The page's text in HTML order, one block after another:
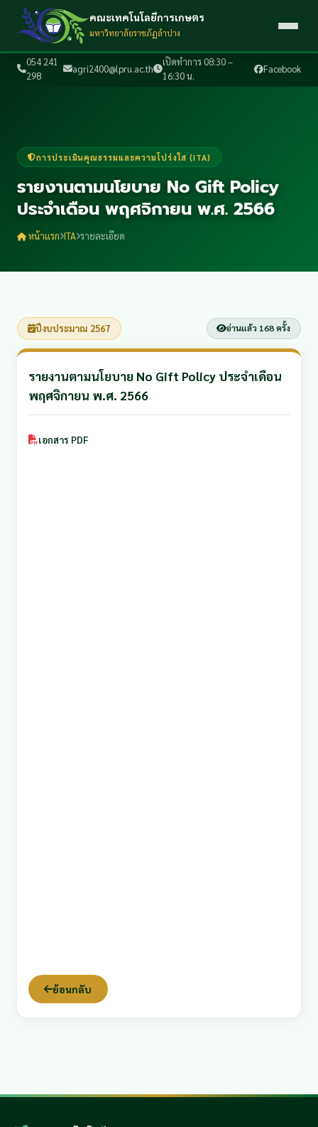
054 241
298
agri2400@lpru.ac.th
เปิดทำการ 08:30 –
16:30 น.
Facebook
คณะเทคโนโลยีการเกษตร
มหาวิทยาลัยราชภัฏลำปาง
การประเมินคุณธรรมและความโปร่งใส (ITA)
รายงานตามนโยบาย No Gift Policy
ประจำเดือน พฤศจิกายน พ.ศ. 2566
หน้าแรก ITA รายละเอียด
ปีงบประมาณ 2567 อ่านแล้ว 168 ครั้ง
รายงานตามนโยบาย No Gift Policy ประจำเดือน
พฤศจิกายน พ.ศ. 2566
เอกสาร PDF
ย้อนกลับ